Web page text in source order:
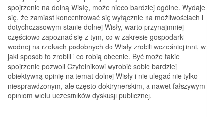
spojrzenie na dolną Wisłę, może nieco bardziej ogólne. Wydaje
się, że zamiast koncentrować się wyłącznie na możliwościach i
dotychczasowym stanie dolnej Wisły, warto przynajmniej
częściowo zapoznać się z tym, co w zakresie gospodarki
wodnej na rzekach podobnych do Wisły zrobili wcześniej inni, w
jaki sposób to zrobili i co robią obecnie. Być może takie
spojrzenie pozwoli Czytelnikowi wyrobić sobie bardziej
obiektywną opinię na temat dolnej Wisły i nie ulegać nie tylko
niesprawdzonym, ale często doktrynerskim, a nawet fałszywym
opiniom wielu uczestników dyskusji publicznej.